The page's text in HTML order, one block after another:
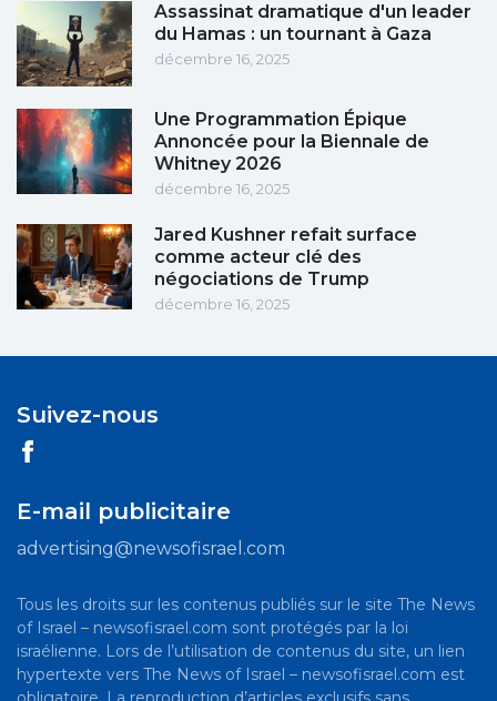
Assassinat dramatique d'un leader
du Hamas : un tournant à Gaza
décembre 16, 2025
Une Programmation Épique
Annoncée pour la Biennale de
Whitney 2026
décembre 16, 2025
Jared Kushner refait surface
comme acteur clé des
négociations de Trump
décembre 16, 2025
Suivez-nous
E-mail publicitaire
advertising@newsofisrael.com
Tous les droits sur les contenus publiés sur le site The News
of Israel – newsofisrael.com sont protégés par la loi
israélienne. Lors de l’utilisation de contenus du site, un lien
hypertexte vers The News of Israel – newsofisrael.com est